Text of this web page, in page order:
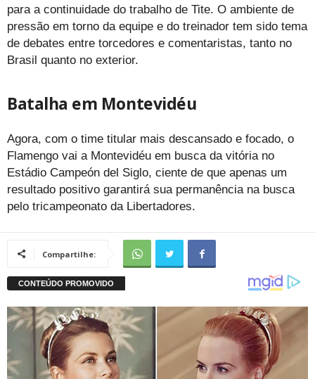
para a continuidade do trabalho de Tite. O ambiente de
pressão em torno da equipe e do treinador tem sido tema
de debates entre torcedores e comentaristas, tanto no
Brasil quanto no exterior.
Batalha em Montevidéu
Agora, com o time titular mais descansado e focado, o
Flamengo vai a Montevidéu em busca da vitória no
Estádio Campeón del Siglo, ciente de que apenas um
resultado positivo garantirá sua permanência na busca
pelo tricampeonato da Libertadores.
Compartilhe: